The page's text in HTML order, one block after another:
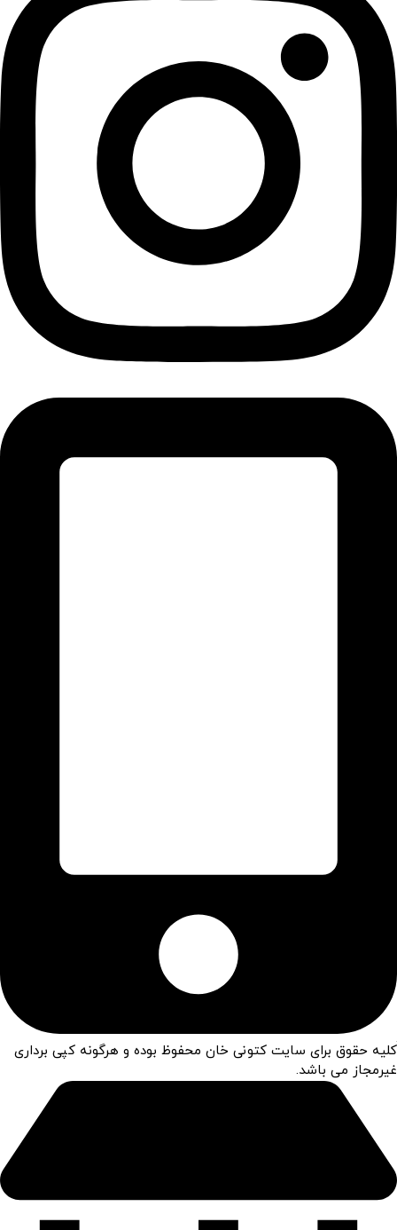
کلیه حقوق برای سایت کتونی خان محفوظ بوده و هرگونه کپی برداری
غیرمجاز می باشد.